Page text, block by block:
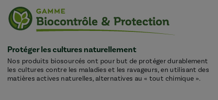
Protéger les cultures naturellement
Nos produits biosourcés ont pour but de protéger durablement
les cultures contre les maladies et les ravageurs, en utilisant des
matières actives naturelles, alternatives au « tout chimique ».